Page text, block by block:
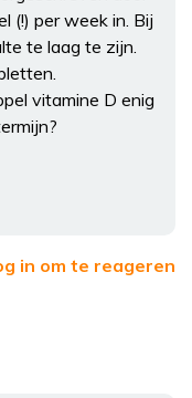
(!) per week in. Bij
te laag te zijn.
vitamine D enig
in om te reageren